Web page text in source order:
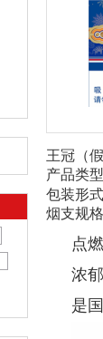
王冠（
产品类
包装形
烟支规
点
浓
是